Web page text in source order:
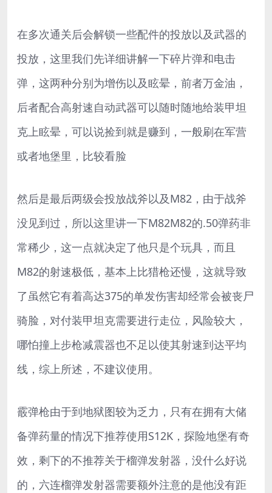
在多次通关后会解锁一些配件的投放以及武器的
投放，这里我们先详细讲解一下碎片弹和电击
弹，这两种分别为增伤以及眩晕，前者万金油，
后者配合高射速自动武器可以随时随地给装甲坦
克上眩晕，可以说捡到就是赚到，一般刷在军营
或者地堡里，比较看脸
然后是最后两级会投放战斧以及M82，由于战斧
没见到过，所以这里讲一下M82M82的.50弹药非
常稀少，这一点就决定了他只是个玩具，而且
M82的射速极低，基本上比猎枪还慢，这就导致
了虽然它有着高达375的单发伤害却经常会被丧尸
骑脸，对付装甲坦克需要进行走位，风险较大，
哪怕撞上步枪减震器也不足以使其射速到达平均
线，综上所述，不建议使用。
霰弹枪由于到地狱图较为乏力，只有在拥有大储
备弹药量的情况下推荐使用S12K，探险地堡有奇
效，剩下的不推荐关于榴弹发射器，没什么好说
的，六连榴弹发射器需要额外注意的是他没有距